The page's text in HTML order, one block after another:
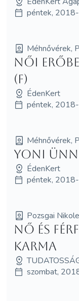
péntek,
Méhnővérek,
Női
(F)
ÉdenKert
péntek,
Méhnővérek,
Yoni
ÉdenKert
péntek,
Pozsgai
Nő és
karma
szombat,